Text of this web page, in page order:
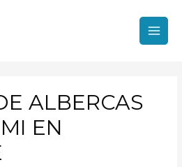
ALBERCAS
EN